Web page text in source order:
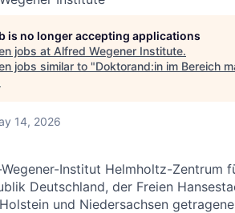
is no longer accepting applications
jobs at Alfred Wegener Institute.
jobs similar to "Doktorand:in im Bereich
14, 2026
Institut Helmholtz-Zentrum
Deutschland, der Freien
und Niedersachsen